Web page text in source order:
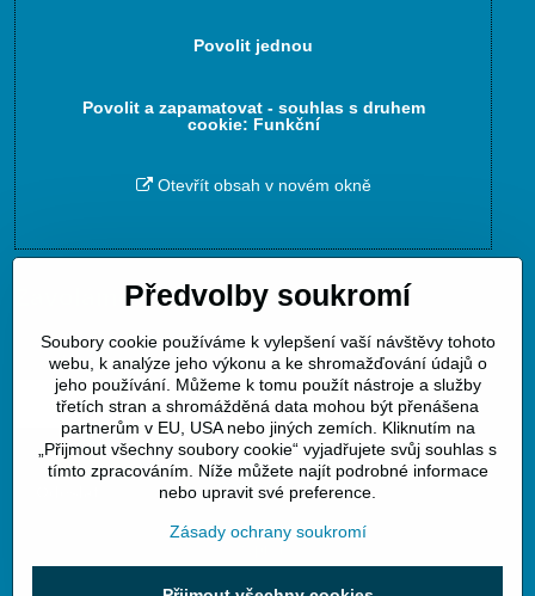
Povolit jednou
Povolit a zapamatovat - souhlas s druhem
cookie: Funkční
Otevřít obsah v novém okně
Zavoláme Vám zpět
Váš telefon*
Předvolby soukromí
Soubory cookie používáme k vylepšení vaší návštěvy tohoto
webu, k analýze jeho výkonu a ke shromažďování údajů o
jeho používání. Můžeme k tomu použít nástroje a služby
třetích stran a shromážděná data mohou být přenášena
partnerům v EU, USA nebo jiných zemích. Kliknutím na
„Přijmout všechny soubory cookie“ vyjadřujete svůj souhlas s
tímto zpracováním. Níže můžete najít podrobné informace
nebo upravit své preference.
Zásady ochrany soukromí